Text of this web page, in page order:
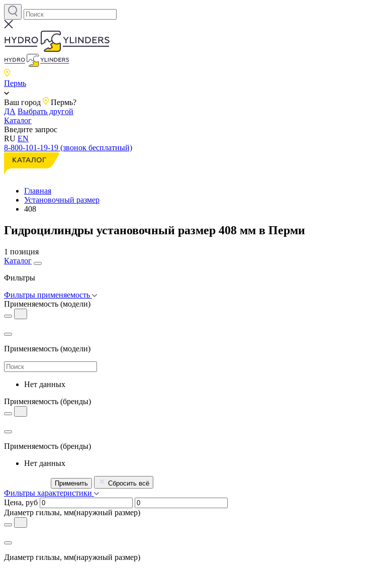
Пермь
Ваш город
Пермь?
ДА Выбрать другой
Каталог
Введите запрос
RU EN
8-800-101-19-19 (звонок бесплатный)
Главная
Установочный размер
408
Гидроцилиндры установочный размер 408 мм в Перми
1 позиция
Каталог
Фильтры
Фильтры применяемость
Применяемость (модели)
Применяемость (модели)
Нет данных
Применяемость (бренды)
Применяемость (бренды)
Нет данных
Применить Сбросить всё
Фильтры характеристики
Цена, руб
Диаметр гильзы, мм(наружный размер)
Диаметр гильзы, мм(наружный размер)